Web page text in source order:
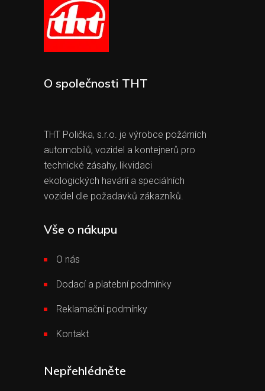
O společnosti THT
THT Polička, s.r.o. je výrobce požárních
automobilů, vozidel a kontejnerů pro
technické zásahy, likvidaci
ekologických havárií a speciálních
vozidel dle požadavků zákazníků.
Vše o nákupu
O nás
Dodací a platební podmínky
Reklamační podmínky
Kontakt
Nepřehlédněte